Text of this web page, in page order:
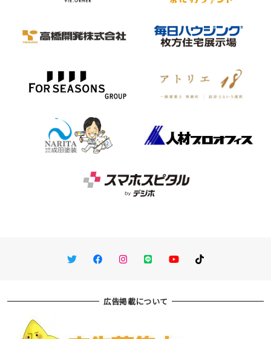
TwitterFacebookInstagram
LINE You TubeTikTok
広告掲載について